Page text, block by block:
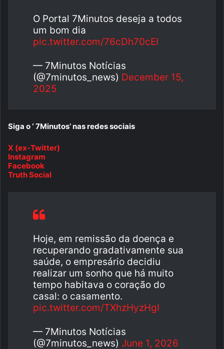
O Portal 7Minutos deseja a todos
um bom dia
pic.twitter.com/76cDh70cEI
— 7Minutos Notícias
(@7minutos_news) December 15,
2025
Siga o ‘ 7Minutos’ nas redes sociais
X (ex-Twitter)
Instagram
Facebook
Truth Social
Hoje, em remissão da doença e
recuperando gradativamente sua
saúde, o empresário decidiu
realizar um sonho que há muito
tempo habitava o coração do
casal: o casamento.
pic.twitter.com/TXhzHyzHgI
— 7Minutos Notícias
(@7minutos_news) June 1, 2026